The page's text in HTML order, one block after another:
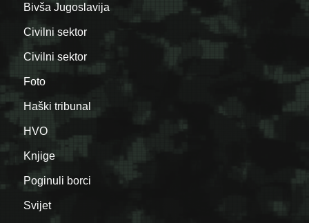
Bivša Jugoslavija
Civilni sektor
Civilni sektor
Foto
Haški tribunal
HVO
Knjige
Poginuli borci
Svijet